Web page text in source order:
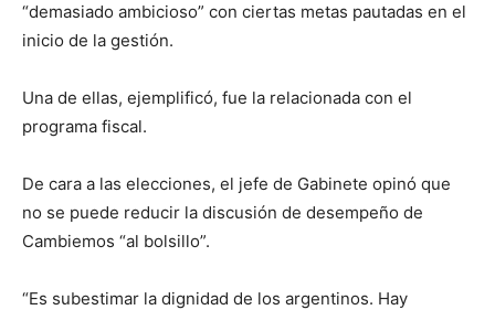
“demasiado ambicioso” con ciertas metas pautadas en el
inicio de la gestión.
Una de ellas, ejemplificó, fue la relacionada con el
programa fiscal.
De cara a las elecciones, el jefe de Gabinete opinó que
no se puede reducir la discusión de desempeño de
Cambiemos “al bolsillo”.
“Es subestimar la dignidad de los argentinos. Hay